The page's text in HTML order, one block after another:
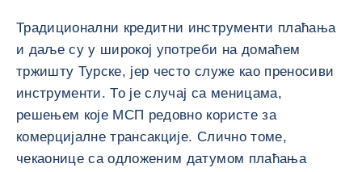
Традиционални кредитни инструменти плаћања
и даље су у широкој употреби на домаћем
тржишту Турске, јер често служе као преносиви
инструменти. То је случај са меницама,
решењем које МСП редовно користе за
комерцијалне трансакције. Слично томе,
чекаонице са одложеним датумом плаћања